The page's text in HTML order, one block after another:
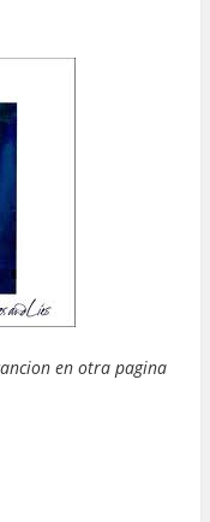
en otra pagina